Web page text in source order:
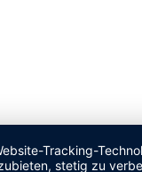
Tracking-
stetig zu